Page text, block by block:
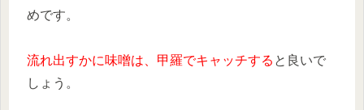
めです。
流れ出すかに味噌は、甲羅でキャッチする と良いで
しょう。